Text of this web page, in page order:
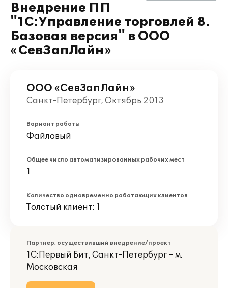
Внедрение ПП
"1С:Управление торговлей 8.
Базовая версия" в ООО
«СевЗапЛайн»
ООО «СевЗапЛайн»
Санкт-Петербург, Октябрь 2013
Вариант работы
Файловый
Общее число автоматизированных рабочих мест
1
Количество одновременно работающих клиентов
Толстый клиент: 1
Партнер, осуществивший внедрение/проект
1С:Первый Бит, Санкт-Петербург – м.
Московская